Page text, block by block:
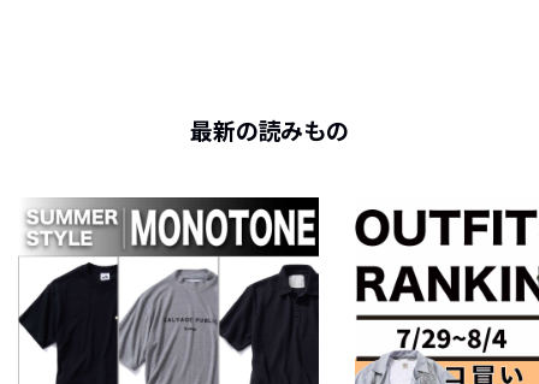
最新の読みもの